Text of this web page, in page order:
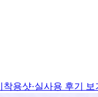
착용샷·실사용 후기 보